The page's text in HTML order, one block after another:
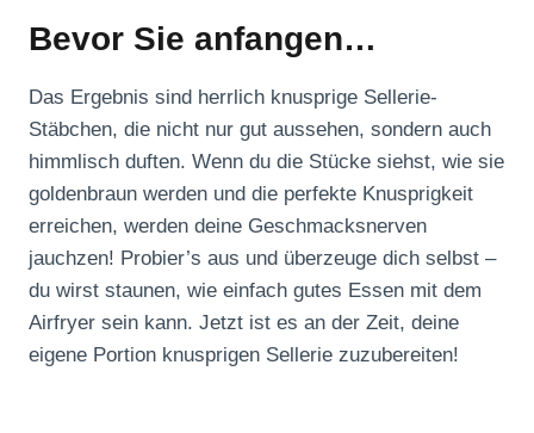
Bevor Sie anfangen…
Das Ergebnis sind herrlich knusprige Sellerie-
Stäbchen, die nicht nur gut aussehen, sondern auch
himmlisch duften. Wenn du die Stücke siehst, wie sie
goldenbraun werden und die perfekte Knusprigkeit
erreichen, werden deine Geschmacksnerven
jauchzen! Probier’s aus und überzeuge dich selbst –
du wirst staunen, wie einfach gutes Essen mit dem
Airfryer sein kann. Jetzt ist es an der Zeit, deine
eigene Portion knusprigen Sellerie zuzubereiten!